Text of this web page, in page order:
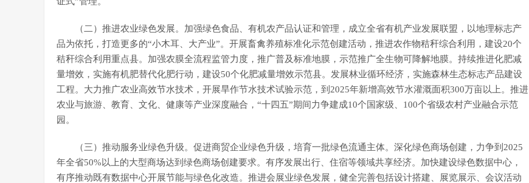
（二）推进农业绿色发展。加强绿色食品、有机农产品认证和管理，成立全省有机产业发展联盟，以地理标志产
品为依托，打造更多的“小木耳、大产业”。开展畜禽养殖标准化示范创建活动，推进农作物秸秆综合利用，建设20个
秸秆综合利用重点县。加强农膜全流程监管力度，推广普及标准地膜，示范推广全生物可降解地膜。持续推进化肥减
量增效，实施有机肥替代化肥行动，建设50个化肥减量增效示范县。发展林业循环经济，实施森林生态标志产品建设
工程。大力推广农业高效节水技术，开展旱作节水技术试验示范，到2025年新增高效节水灌溉面积300万亩以上。推进
农业与旅游、教育、文化、健康等产业深度融合，“十四五”期间力争建成10个国家级、100个省级农村产业融合示范
园。
（三）推动服务业绿色升级。促进商贸企业绿色升级，培育一批绿色流通主体。深化绿色商场创建，力争到2025
年全省50%以上的大型商场达到绿色商场创建要求。有序发展出行、住宿等领域共享经济。加快建设绿色数据中心，
有序推动既有数据中心开展节能与绿色化改造。推进会展业绿色发展，健全完善包括设计搭建、展览展示、会议活动